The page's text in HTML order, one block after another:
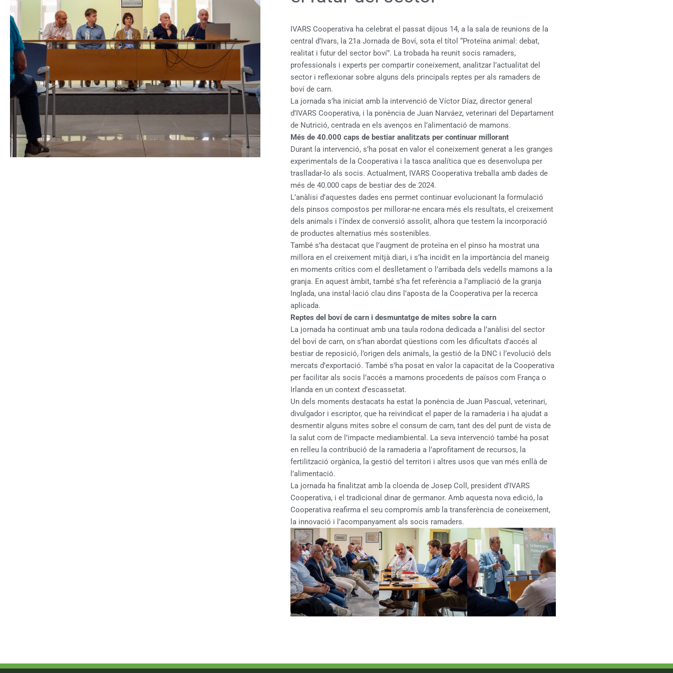
IVARS Cooperativa ha celebrat el passat dijous 14, a la sala de reunions de la
central d’Ivars, la 21a Jornada de Boví, sota el títol “Proteïna animal: debat,
realitat i futur del sector boví”. La trobada ha reunit socis ramaders,
professionals i experts per compartir coneixement, analitzar l’actualitat del
sector i reflexionar sobre alguns dels principals reptes per als ramaders de
boví de carn.
La jornada s’ha iniciat amb la intervenció de Víctor Díaz, director general
d’IVARS Cooperativa, i la ponència de Juan Narváez, veterinari del Departament
de Nutrició, centrada en els avenços en l’alimentació de mamons.
Més de 40.000 caps de bestiar analitzats per continuar millorant
Durant la intervenció, s’ha posat en valor el coneixement generat a les granges
experimentals de la Cooperativa i la tasca analítica que es desenvolupa per
traslladar-lo als socis. Actualment, IVARS Cooperativa treballa amb dades de
més de 40.000 caps de bestiar des de 2024.
L’anàlisi d’aquestes dades ens permet continuar evolucionant la formulació
dels pinsos compostos per millorar-ne encara més els resultats, el creixement
dels animals i l’índex de conversió assolit, alhora que testem la incorporació
de productes alternatius més sostenibles.
També s’ha destacat que l’augment de proteïna en el pinso ha mostrat una
millora en el creixement mitjà diari, i s’ha incidit en la importància del maneig
en moments crítics com el deslletament o l’arribada dels vedells mamons a la
granja. En aquest àmbit, també s’ha fet referència a l’ampliació de la granja
Inglada, una instal·lació clau dins l’aposta de la Cooperativa per la recerca
aplicada.
Reptes del boví de carn i desmuntatge de mites sobre la carn
La jornada ha continuat amb una taula rodona dedicada a l’anàlisi del sector
del boví de carn, on s’han abordat qüestions com les dificultats d’accés al
bestiar de reposició, l’origen dels animals, la gestió de la DNC i l’evolució dels
mercats d’exportació. També s’ha posat en valor la capacitat de la Cooperativa
per facilitar als socis l’accés a mamons procedents de països com França o
Irlanda en un context d’escassetat.
Un dels moments destacats ha estat la ponència de Juan Pascual, veterinari,
divulgador i escriptor, que ha reivindicat el paper de la ramaderia i ha ajudat a
desmentir alguns mites sobre el consum de carn, tant des del punt de vista de
la salut com de l’impacte mediambiental. La seva intervenció també ha posat
en relleu la contribució de la ramaderia a l’aprofitament de recursos, la
fertilització orgànica, la gestió del territori i altres usos que van més enllà de
l’alimentació.
La jornada ha finalitzat amb la cloenda de Josep Coll, president d’IVARS
Cooperativa, i el tradicional dinar de germanor. Amb aquesta nova edició, la
Cooperativa reafirma el seu compromís amb la transferència de coneixement,
la innovació i l’acompanyament als socis ramaders.